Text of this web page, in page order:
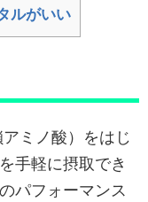
ルがいい
ミノ酸）をはじ
手軽に摂取でき
パフォーマンス